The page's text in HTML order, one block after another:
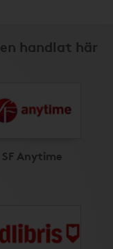
handlat här
SF Anytime